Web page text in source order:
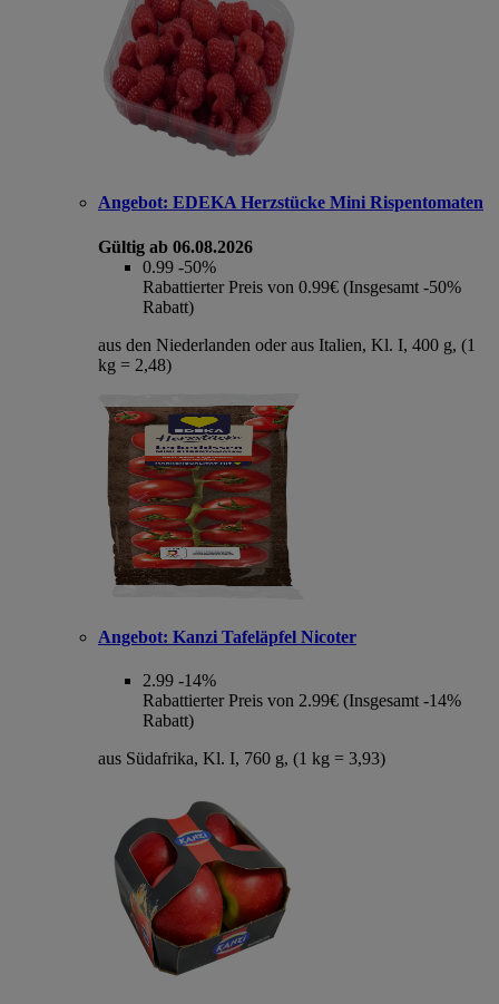
Angebot: EDEKA Herzstücke Mini Rispentomaten
Gültig ab 06.08.2026
0.99 -50%
Rabattierter Preis von 0.99€ (Insgesamt -50%
Rabatt)
aus den Niederlanden oder aus Italien, Kl. I, 400 g, (1
kg = 2,48)
Angebot: Kanzi Tafeläpfel Nicoter
2.99 -14%
Rabattierter Preis von 2.99€ (Insgesamt -14%
Rabatt)
aus Südafrika, Kl. I, 760 g, (1 kg = 3,93)